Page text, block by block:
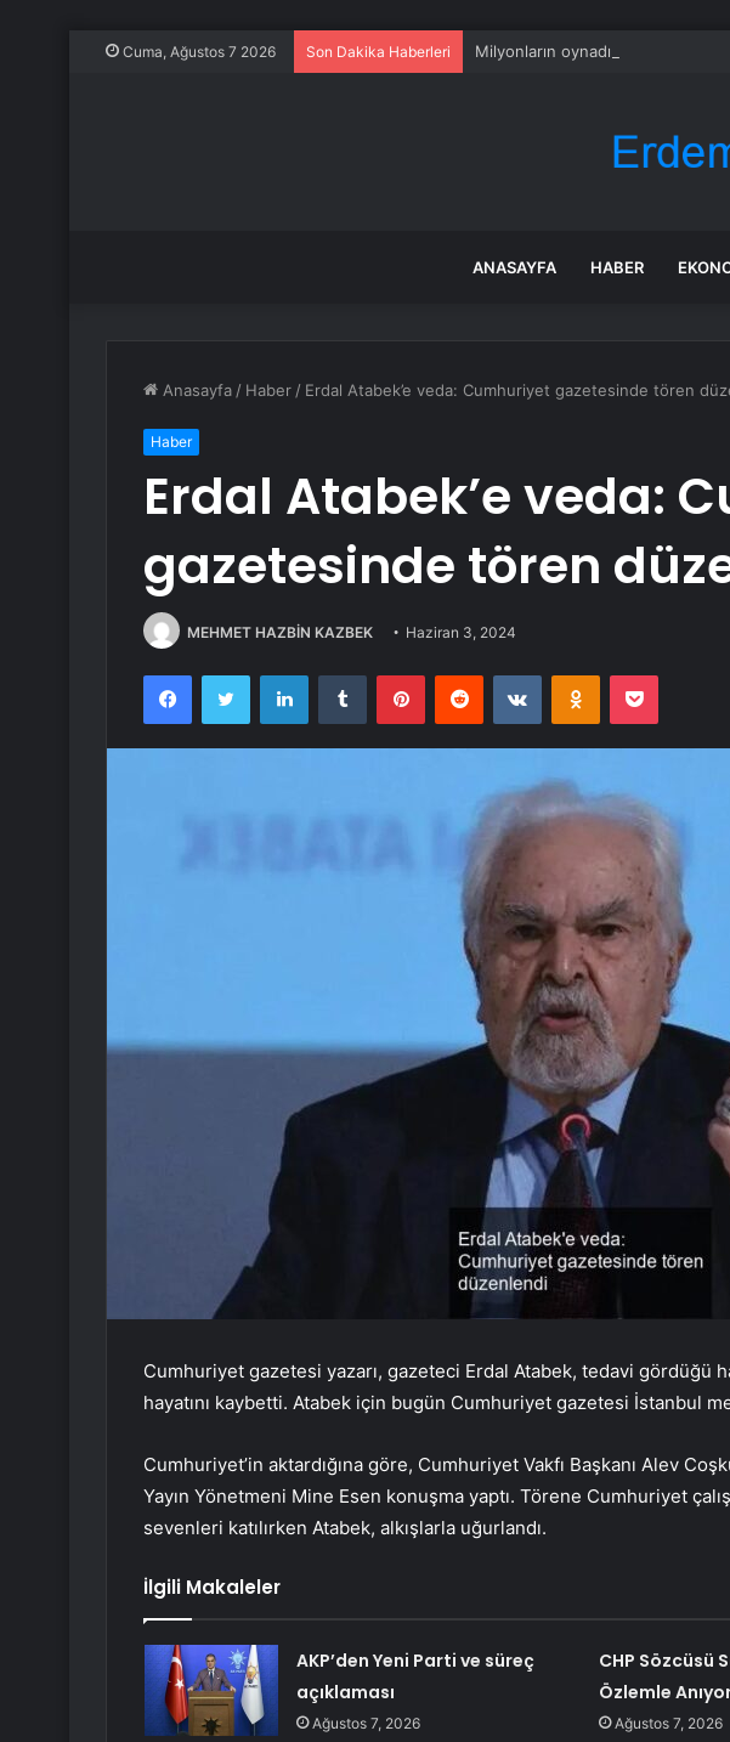
Cuma, Ağustos 7 2026 Son Dakika Haberleri Milyonların oynadığı Minecraft,
ANASAYFA HABER
Anasayfa / Haber / Erdal Atabek’e veda: Cumhuriyet gazetesinde tören
Haber
Erdal Atabek’e veda:
gazetesinde tören
MEHMET HAZBİN KAZBEK Haziran 3, 2024
FacebookTwitter LinkedInTumblr PinterestReddit VKontakteOdnoklassniki
Pocket
Cumhuriyet gazetesi yazarı, gazeteci Erdal Atabek, tedavi gördüğü
hayatını kaybetti. Atabek için bugün Cumhuriyet gazetesi İstanbul
Cumhuriyet’in aktardığına göre, Cumhuriyet Vakfı Başkanı Alev
Yayın Yönetmeni Mine Esen konuşma yaptı. Törene Cumhuriyet
sevenleri katılırken Atabek, alkışlarla uğurlandı.
İlgili Makaleler
AKP’den Yeni Parti ve süreç
açıklaması
Ağustos 7, 2026
CHP Sözcüsü
Özlemle
Ağustos 7, 2026